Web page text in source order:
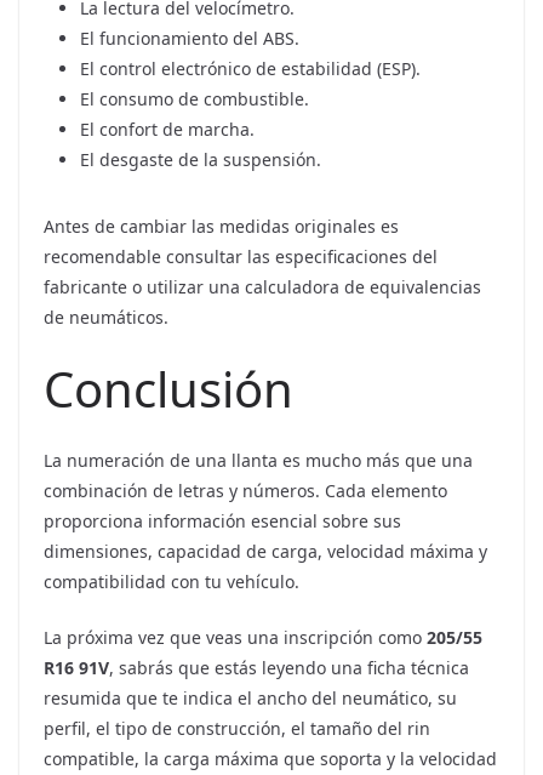
La lectura del velocímetro.
El funcionamiento del ABS.
El control electrónico de estabilidad (ESP).
El consumo de combustible.
El confort de marcha.
El desgaste de la suspensión.
Antes de cambiar las medidas originales es
recomendable consultar las especificaciones del
fabricante o utilizar una calculadora de equivalencias
de neumáticos.
Conclusión
La numeración de una llanta es mucho más que una
combinación de letras y números. Cada elemento
proporciona información esencial sobre sus
dimensiones, capacidad de carga, velocidad máxima y
compatibilidad con tu vehículo.
La próxima vez que veas una inscripción como 205/55
R16 91V, sabrás que estás leyendo una ficha técnica
resumida que te indica el ancho del neumático, su
perfil, el tipo de construcción, el tamaño del rin
compatible, la carga máxima que soporta y la velocidad